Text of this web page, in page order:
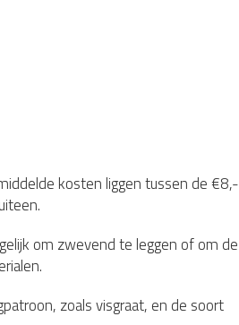
kosten liggen tussen de €8,-
om zwevend te leggen of om de
zoals visgraat, en de soort